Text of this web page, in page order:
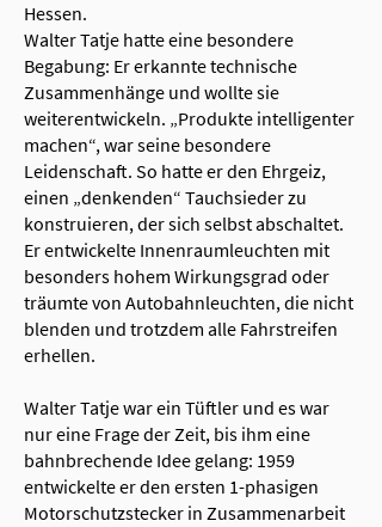
Hessen.
Walter Tatje hatte eine besondere
Begabung: Er erkannte technische
Zusammenhänge und wollte sie
weiterentwickeln. „Produkte intelligenter
machen“, war seine besondere
Leidenschaft. So hatte er den Ehrgeiz,
einen „denkenden“ Tauchsieder zu
konstruieren, der sich selbst abschaltet.
Er entwickelte Innenraumleuchten mit
besonders hohem Wirkungsgrad oder
träumte von Autobahnleuchten, die nicht
blenden und trotzdem alle Fahrstreifen
erhellen.
Walter Tatje war ein Tüftler und es war
nur eine Frage der Zeit, bis ihm eine
bahnbrechende Idee gelang: 1959
entwickelte er den ersten 1-phasigen
Motorschutzstecker in Zusammenarbeit